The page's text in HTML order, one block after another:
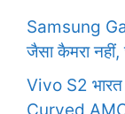
Samsung
जैसा कैमरा
Vivo S2
Curved